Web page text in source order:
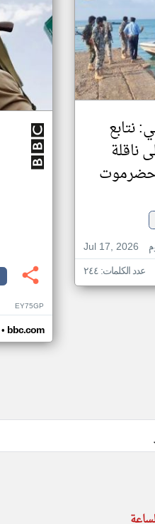
نتابع
ناقلة
حضرموت
Jul 17, 2026
عدد الكلمات: ٢٤٤
EY75GP
• bbc.com